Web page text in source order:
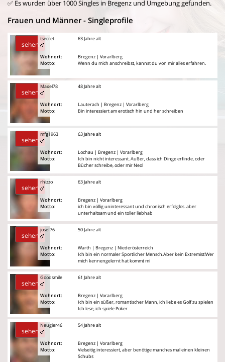
✅ Es wurden über 1000 Singles in Bregenz und Umgebung gefunden.
Frauen und Männer - Singleprofile
sehen
tsecret
Wohnort:
Motto:
63 Jahre alt
Bregenz | Vorarlberg
Wenn du mich anschreibst, kannst du von mir alles erfahren.
sehen
Maxel78
Wohnort:
Motto:
48 Jahre alt
Lauterach | Bregenz | Vorarlberg
Bin interessiert am erotisch hin und her schreiben
sehen
mfg1963
Wohnort:
Motto:
63 Jahre alt
Lochau | Bregenz | Vorarlberg
Ich bin nicht interessant. Außer, dass ich Dinge erfinde, oder
Bücher schreibe, oder mir Neol
sehen
rhizzo
Wohnort:
Motto:
63 Jahre alt
Bregenz | Vorarlberg
ich bin völlig uninteressant und chronisch erfolglos. aber
unterhaltsam und ein toller liebhab
sehen
josef76
Wohnort:
Motto:
50 Jahre alt
Warth | Bregenz | Niederösterreich
Ich bin ein normaler Sportlicher Mensch.Aber kein Extremist!Wer
mich kennengelernt hat kommt mi
sehen
Goodsmile
Wohnort:
Motto:
61 Jahre alt
Bregenz | Vorarlberg
Ich bin ein süßer, romantischer Mann, ich liebe es Golf zu spielen
Ich lese, ich spiele Poker
sehen
Neugier46
Wohnort:
Motto:
54 Jahre alt
Bregenz | Vorarlberg
Vielseitig interessiert, aber benötige manches mal einen kleinen
Schubs